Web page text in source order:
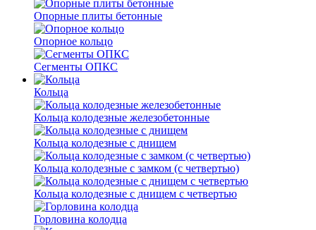
Опорные плиты бетонные
Опорное кольцо
Сегменты ОПКС
Кольца
Кольца колодезные железобетонные
Кольца колодезные с днищем
Кольца колодезные с замком (с четвертью)
Кольца колодезные с днищем с четвертью
Горловина колодца